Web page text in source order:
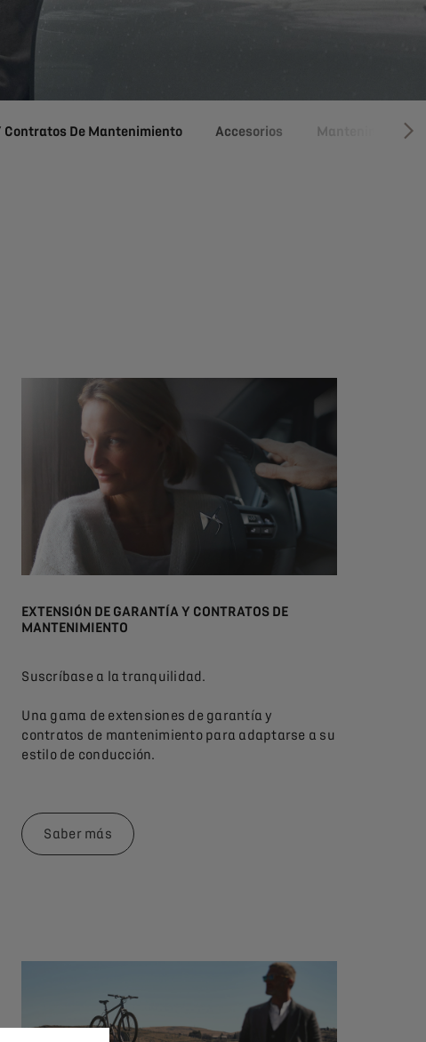
Contratos De Mantenimiento Accesorios Mantenimiento
EXTENSIÓN DE GARANTÍA Y CONTRATOS DE
MANTENIMIENTO
Suscríbase a la tranquilidad.
Una gama de extensiones de garantía y
contratos de mantenimiento para adaptarse a su
estilo de conducción.
Saber más